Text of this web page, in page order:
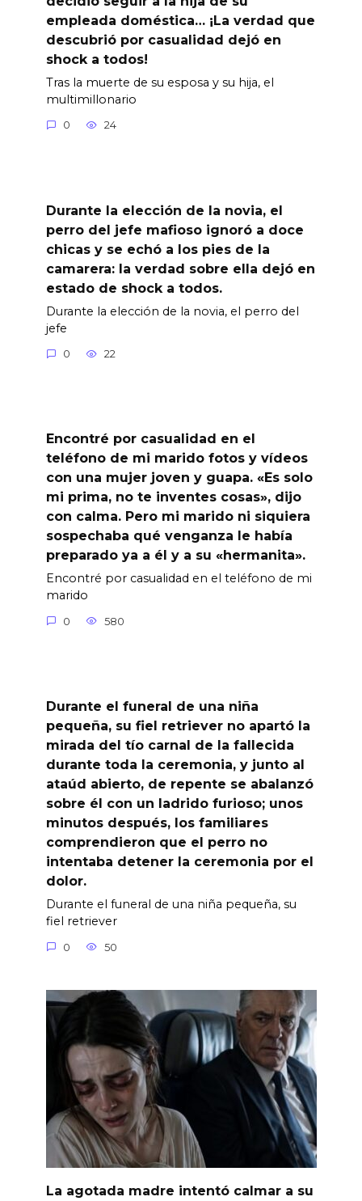
empleada doméstica… ¡La verdad que
descubrió por casualidad dejó en
shock a todos!
Tras la muerte de su esposa y su hija, el
multimillonario
0 24
Durante la elección de la novia, el
perro del jefe mafioso ignoró a doce
chicas y se echó a los pies de la
camarera: la verdad sobre ella dejó en
estado de shock a todos.
Durante la elección de la novia, el perro del
jefe
0 22
Encontré por casualidad en el
teléfono de mi marido fotos y vídeos
con una mujer joven y guapa. «Es solo
mi prima, no te inventes cosas», dijo
con calma. Pero mi marido ni siquiera
sospechaba qué venganza le había
preparado ya a él y a su «hermanita».
Encontré por casualidad en el teléfono de mi
marido
0 580
Durante el funeral de una niña
pequeña, su fiel retriever no apartó la
mirada del tío carnal de la fallecida
durante toda la ceremonia, y junto al
ataúd abierto, de repente se abalanzó
sobre él con un ladrido furioso; unos
minutos después, los familiares
comprendieron que el perro no
intentaba detener la ceremonia por el
dolor.
Durante el funeral de una niña pequeña, su
fiel retriever
0 50
La agotada madre intentó calmar a su